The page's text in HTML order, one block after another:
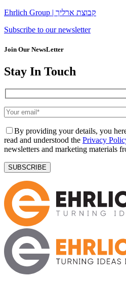
Ehrlich Group | קבוצת ארליך
Subscribe to our newsletter
Join Our NewsLetter
Stay In Touch
By providing your details, you
read and understood the Privacy
newsletters and marketing materials
SUBSCRIBE